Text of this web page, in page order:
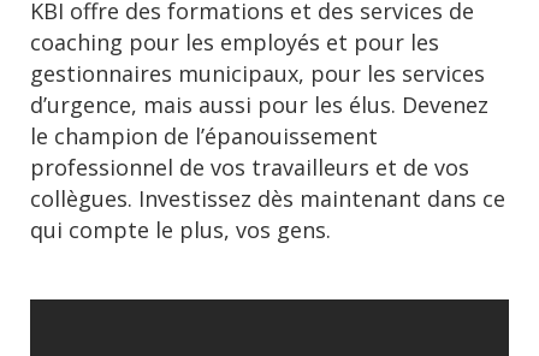
KBI offre des formations et des services de
coaching pour les employés et pour les
gestionnaires municipaux, pour les services
d’urgence, mais aussi pour les élus. Devenez
le champion de l’épanouissement
professionnel de vos travailleurs et de vos
collègues. Investissez dès maintenant dans ce
qui compte le plus, vos gens.